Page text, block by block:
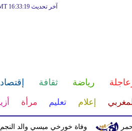
آخر تحديث GMT 16:33:19
رياضة ثقافة إقتصاد
إعلام تعليم مرأة
وفاة خورخي ميسي والد النجم